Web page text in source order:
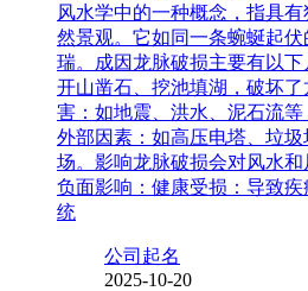
风水学中的一种概念，指具
然景观。它如同一条蜿蜒起
瑞。成因龙脉破损主要有以
开山凿石、挖池填湖，破坏
害：如地震、洪水、泥石流等
外部因素：如高压电塔、垃
场。影响龙脉破损会对风水
负面影响：健康受损：导致
统
公司起名
2025-10-20